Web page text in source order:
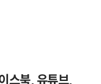
스북, 유튜브,